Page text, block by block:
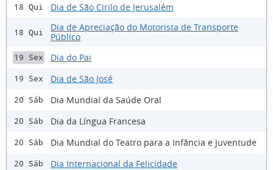
18 Qui Dia de São Cirilo de Jerusalém
18 Qui
Dia de Apreciação do Motorista de Transporte
Público
19 Sex Dia do Pai
19 Sex Dia de São José
20 Sáb Dia Mundial da Saúde Oral
20 Sáb Dia da Língua Francesa
20 Sáb Dia Mundial do Teatro para a Infância e Juventude
20 Sáb Dia Internacional da Felicidade